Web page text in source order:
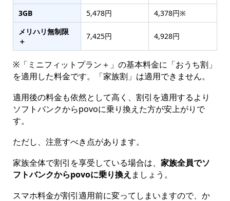
3GB
5,478円
4,378円※
メリハリ無制限
＋
7,425円 4,928円
※「ミニフィットプラン＋」の基本料金に「おうち割」
を適用した料金です。「家族割」は適用できません。
適用後の料金も依然として高く、割引を適用するより
ソフトバンクからpovoに乗り換えた方が安上がりで
す。
ただし、注意すべき点があります。
家族全体で割引を享受している場合は、 家族全員でソ
フトバンクからpovoに乗り換え ましょう。
スマホ料金が割引適用前に変ってしまいますので、か